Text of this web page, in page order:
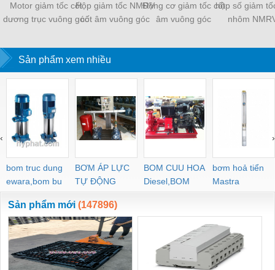
Motor giảm tốc cốt
dương trục vuông góc
Hộp giảm tốc NMRV
cốt âm vuông góc
Động cơ giảm tốc cốt
âm vuông góc
hộp số giảm
nhôm
Sản phẩm xem nhiều
bom truc dung
ewara,bom bu
ewara
BƠM ÁP LỰC
TỰ ĐỘNG
BOM CUU HOA
Diesel,BOM
CHUA CHAY
bơm hoả tiển
Mastra
‹ ›
Sản phẩm mới (147896)